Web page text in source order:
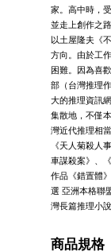
家。高中時，
並走上創作之
以土屋隆夫《
方向。由於工
困難。因為喜
部（台灣推理
大的推理資訊
集散地，不僅
灣近代推理相
《天人菊殺人
車謀殺案》、
作品《錯置體
選 亞洲本格聯
灣長篇推理小說
商品規格